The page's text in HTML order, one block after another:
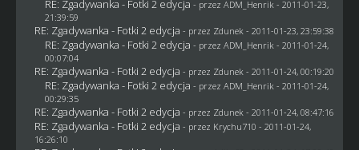
RE: Zgadywanka - Fotki 2 edycja - przez ADM_Henrik - 2011-01-23,
21:39:59
RE: Zgadywanka - Fotki 2 edycja - przez Zdunek - 2011-01-23, 23:59:38
RE: Zgadywanka - Fotki 2 edycja - przez ADM_Henrik - 2011-01-24,
00:07:04
RE: Zgadywanka - Fotki 2 edycja - przez Zdunek - 2011-01-24, 00:19:20
RE: Zgadywanka - Fotki 2 edycja - przez ADM_Henrik - 2011-01-24,
00:29:35
RE: Zgadywanka - Fotki 2 edycja - przez Zdunek - 2011-01-24, 08:47:16
RE: Zgadywanka - Fotki 2 edycja - przez Krychu710 - 2011-01-24,
16:26:10